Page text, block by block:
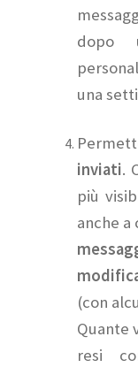
dopo
una
inviati.
più
anche a
(con
Quante
resi